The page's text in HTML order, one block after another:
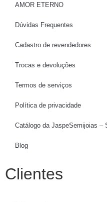
AMOR ETERNO
Dúvidas Frequentes
Cadastro de revendedores
Trocas e devoluções
Termos de serviços
Política de privacidade
Catálogo da JaspeSemijoias –
Blog
Clientes